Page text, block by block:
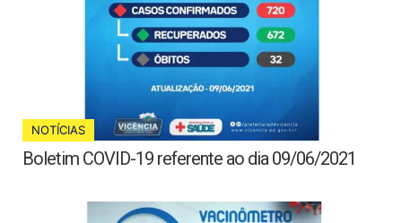
NOTÍCIAS
Boletim COVID-19 referente ao dia 09/06/2021